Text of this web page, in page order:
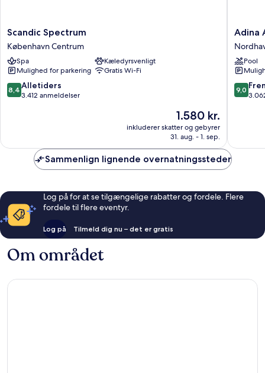
Scandic
Spectrum
København
Centrum
Scandic Spectrum
København Centrum
Spa
Kæledyrsvenligt
Mulighed for parkering
Gratis Wi-Fi
8.4
ud
anmeldelser
8,4 Alletiders
3.412 anmeldelser
Prisen
1.580 kr.
1.580 kr.
inkluderer skatter og gebyrer
31. aug. - 1. sep.
Adina
Hotel
Adina
Pool
9.0
ud
9,0
Sammenlign lignende overnatningssteder
Log på for at se tilgængelige rabatter og fordele. Flere
fordele til flere eventyr.
Log på Tilmeld dig nu – det er gratis
Om området